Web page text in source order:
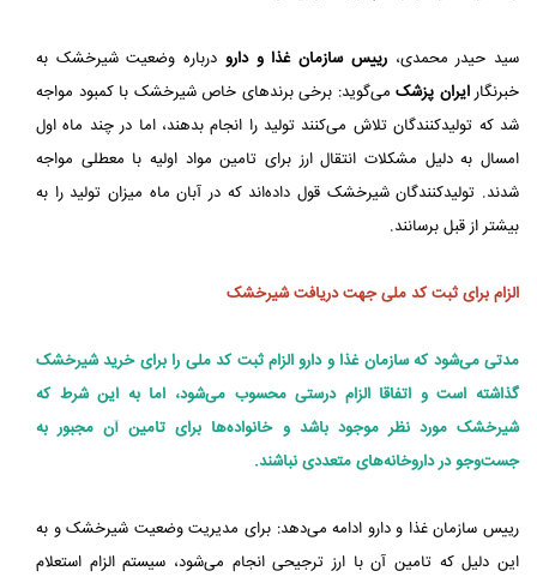
سید حیدر محمدی،رییس سازمان غذا و دارو درباره وضعیت شیرخشک به
خبرنگارایران پزشک می‌گوید: برخی برندهای خاص شیرخشک با کمبود مواجه
شد که تولیدکنندگان تلاش می‌کنند تولید را انجام بدهند، اما در چند ماه اول
امسال به دلیل مشکلات انتقال ارز برای تامین مواد اولیه با معطلی مواجه
شدند. تولیدکنندگان شیرخشک قول داده‌اند که در آبان ماه میزان تولید را به
بیشتر از قبل برسانند.
الزام برای ثبت کد ملی جهت دریافت شیرخشک
مدتی می‌شود که سازمان غذا و دارو الزام ثبت کد ملی را برای خرید شیرخشک
گذاشته است و اتفاقا الزام درستی محسوب می‌شود، اما به این شرط که
شیرخشک مورد نظر موجود باشد و خانواده‌ها برای تامین آن مجبور به
جست‌وجو در داروخانه‌های متعددی نباشند.
رییس سازمان غذا و دارو ادامه می‌دهد: برای مدیریت وضعیت شیرخشک و به
این دلیل که تامین آن با ارز ترجیحی انجام می‌شود، سیستم الزام استعلام